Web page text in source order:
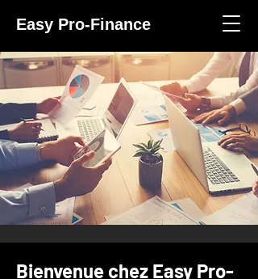
Easy Pro-Finance
Bienvenue chez Easy Pro-